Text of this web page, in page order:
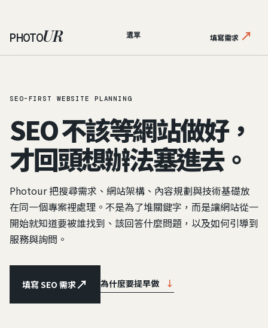
PHOTOUR 選單 填寫需求 ↗
SEO-FIRST WEBSITE PLANNING
SEO 不該等網站做好，
才回頭想辦法塞進去。
Photour 把搜尋需求、網站架構、內容規劃與技術基礎放
在同一個專案裡處理。不是為了堆關鍵字，而是讓網站從一
開始就知道要被誰找到、該回答什麼問題，以及如何引導到
服務與詢問。
填寫 SEO 需求↗ 為什麼要提早做 ↓